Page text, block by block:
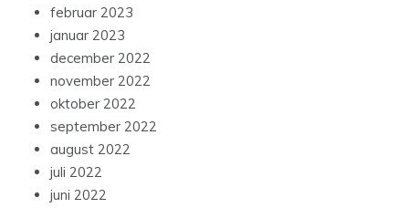
februar 2023
januar 2023
december 2022
november 2022
oktober 2022
september 2022
august 2022
juli 2022
juni 2022